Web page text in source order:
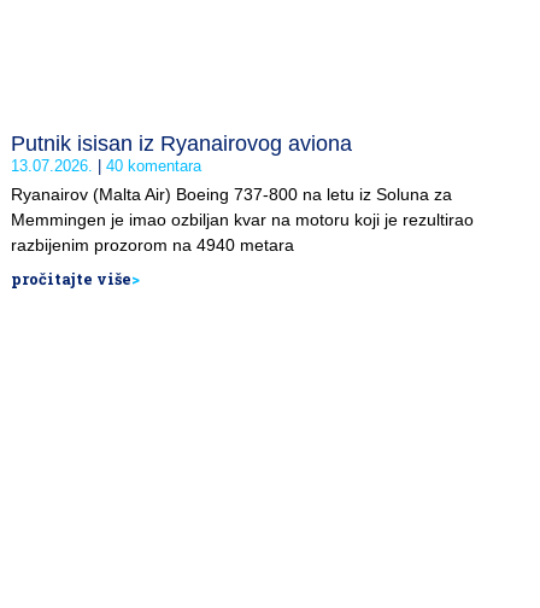
Putnik isisan iz Ryanairovog aviona
13.07.2026. 40 komentara
Ryanairov (Malta Air) Boeing 737-800 na letu iz Soluna za
Memmingen je imao ozbiljan kvar na motoru koji je rezultirao
razbijenim prozorom na 4940 metara
pročitajte više>